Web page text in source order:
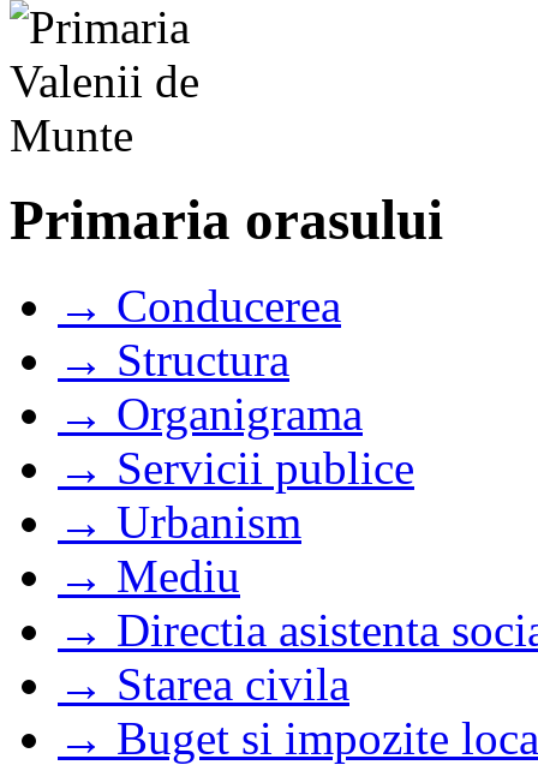
Primaria orasului
→ Conducerea
→ Structura
→ Organigrama
→ Servicii publice
→ Urbanism
→ Mediu
→ Directia asistenta
→ Starea civila
→ Buget si impozite